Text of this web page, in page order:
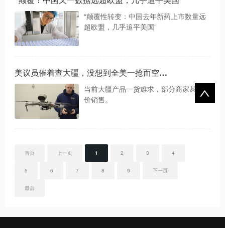
“颠覆性转变：中国去年新药上市数量远
超欧盟，几乎追平美国”
美议员催着查大疆，没想到全美一抢而空…
当前大疆产品一货难求，部分商家甚至加
价销售。
首页 上一页 1 2 3 4
5 6 7 8 9 下一页
最后